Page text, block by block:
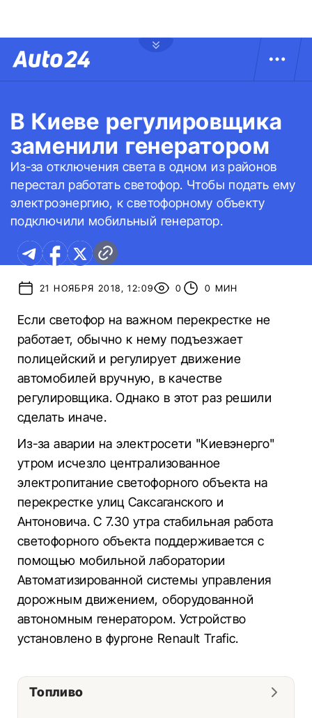
В Киеве регулировщика
заменили генератором
Из-за отключения света в одном из районов
перестал работать светофор. Чтобы подать ему
электроэнергию, к светофорному объекту
подключили мобильный генератор.
21 НОЯБРЯ 2018, 12:09 0 0 МИН
Если светофор на важном перекрестке не
работает, обычно к нему подъезжает
полицейский и регулирует движение
автомобилей вручную, в качестве
регулировщика. Однако в этот раз решили
сделать иначе.
Из-за аварии на электросети "Киевэнерго"
утром исчезло централизованное
электропитание светофорного объекта на
перекрестке улиц Саксаганского и
Антоновича. С 7.30 утра стабильная работа
светофорного объекта поддерживается с
помощью мобильной лаборатории
Автоматизированной системы управления
дорожным движением, оборудованной
автономным генератором. Устройство
установлено в фургоне Renault Trafic.
Топливо